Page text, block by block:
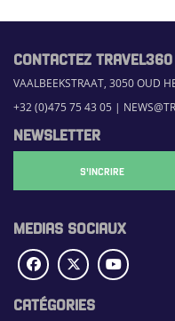
CONTACTEZ TRAVEL360
VAALBEEKSTRAAT, 3050 OUD
+32 (0)475 75 43 05 |
NEWSLETTER
S'INCRIRE
MEDIAS SOCIAUX
CATÉGORIES